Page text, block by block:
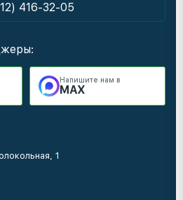
416-32-05
Напишите нам в
MAX
1